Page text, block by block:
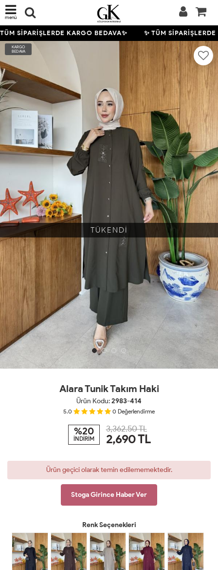
menü
SİPARİŞLERDE KARGO BEDAVA✨ ✨ TÜM SİPARİŞLERDE
TÜKENDİ
KARGO
BEDAVA
Alara Tunik Takım Haki
Ürün Kodu:2983-414
5.0 0 Değerlendirme
%20
İNDİRİM
3,362.50 TL
2,690TL
Ürün geçici olarak temin edilememektedir.
Stoga Girince Haber Ver
Renk Seçenekleri